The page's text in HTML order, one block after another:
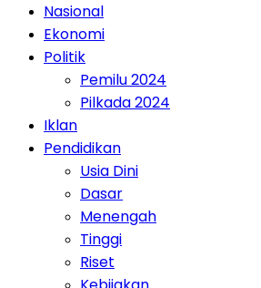
Nasional
Ekonomi
Politik
Pemilu 2024
Pilkada 2024
Iklan
Pendidikan
Usia Dini
Dasar
Menengah
Tinggi
Riset